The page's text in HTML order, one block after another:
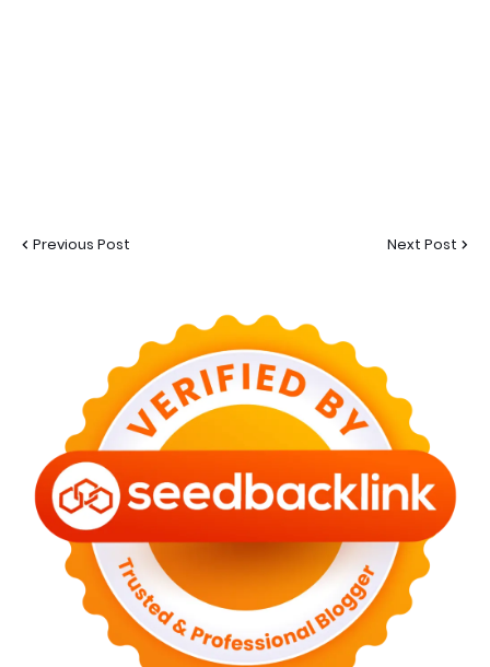
Previous Post Next Post